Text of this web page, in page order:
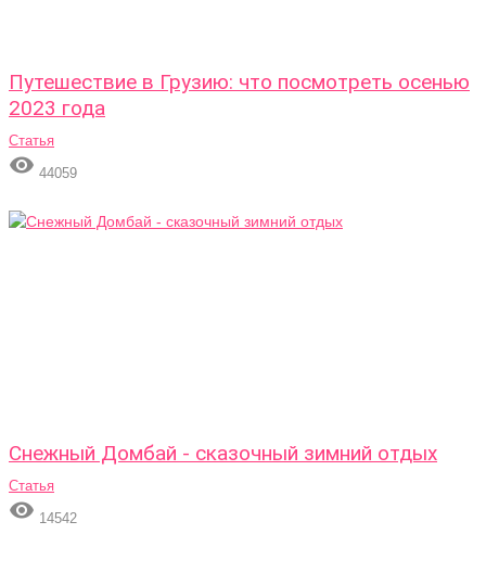
Путешествие в Грузию: что посмотреть осенью
2023 года
Статья
 44059
Снежный Домбай - сказочный зимний отдых
Статья
 14542